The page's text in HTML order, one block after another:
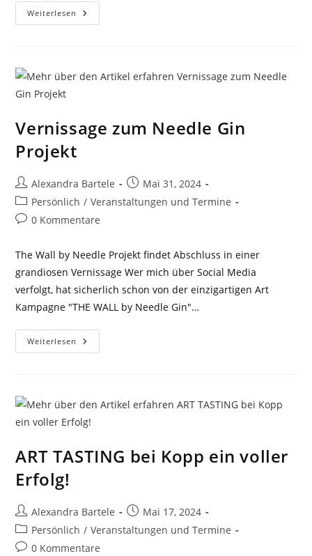
Weiterlesen Eine
Woche
Karlsruhe
Vernissage zum Needle Gin
Projekt
Beitrags-
Autor:
Alexandra Bartele
Beitrag
veröffentlicht:
Mai 31, 2024
Beitrags-
Kategorie:
Persönlich / Veranstaltungen und Termine
Beitrags-
0 Kommentare
The Wall by Needle Projekt findet Abschluss in einer
grandiosen Vernissage Wer mich über Social Media
verfolgt, hat sicherlich schon von der einzigartigen Art
Kampagne "THE WALL by Needle Gin"…
Weiterlesen Vernissage
Zum
ART TASTING bei Kopp ein voller
Erfolg!
Beitrags-
Autor:
Alexandra Bartele
Beitrag
veröffentlicht:
Mai 17, 2024
Beitrags-
Kategorie:
Persönlich / Veranstaltungen und Termine
Beitrags-
0 Kommentare